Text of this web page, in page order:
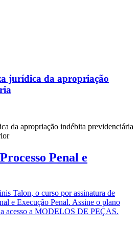
jurídica da apropriação
da apropriação indébita previdenciária
Penal e
Talon, o curso por assinatura de
e Execução Penal. Assine o plano
acesso a MODELOS DE PEÇAS.